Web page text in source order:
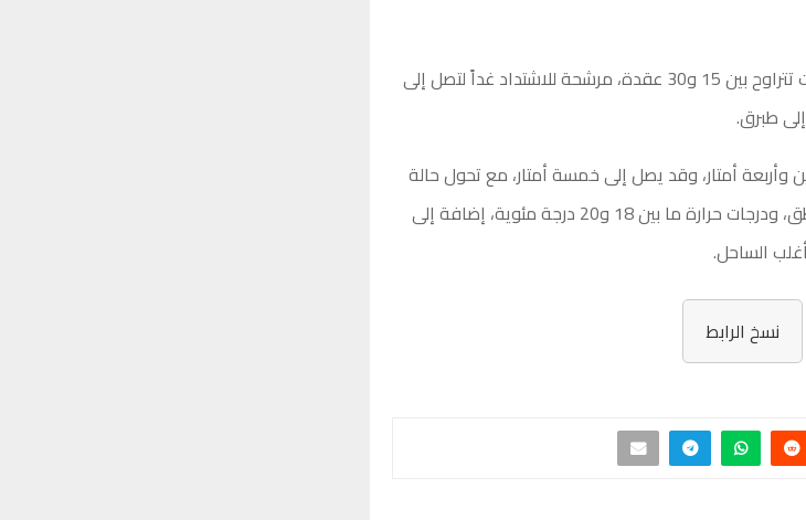
وتهب رياح غربية إلى شمالية غربية بسرعات تتراوح بين 15 و30 عقدة، مرشحة للاشتداد غداً لتصل إلى
وأربعة أمتار، وقد يصل إلى خمسة أمتار، مع تحول حالة
البحر إلى شديد الاضطراب في بعض المناطق، ودرجات حرارة ما بين 18 و20 درجة مئوية، إضافة إلى
الساحل.
نسخ الرابط